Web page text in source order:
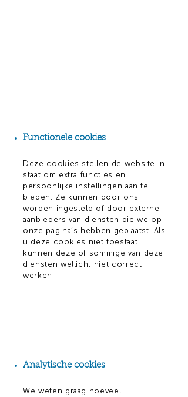
Functionele cookies
Deze cookies stellen de website in
staat om extra functies en
persoonlijke instellingen aan te
bieden. Ze kunnen door ons
worden ingesteld of door externe
aanbieders van diensten die we op
onze pagina’s hebben geplaatst. Als
u deze cookies niet toestaat
kunnen deze of sommige van deze
diensten wellicht niet correct
werken.
Analytische cookies
We weten graag hoeveel